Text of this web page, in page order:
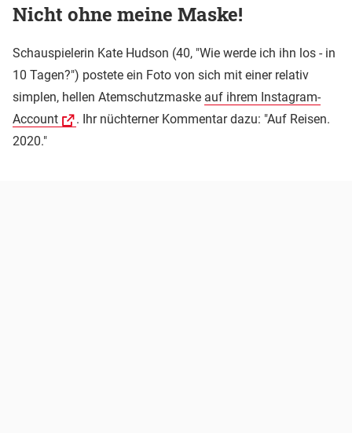
Nicht ohne meine Maske!
Schauspielerin Kate Hudson (40, "Wie werde ich ihn los - in
10 Tagen?") postete ein Foto von sich mit einer relativ
simplen, hellen Atemschutzmaske auf ihrem Instagram-
Account
. Ihr nüchterner Kommentar dazu: "Auf Reisen.
2020."